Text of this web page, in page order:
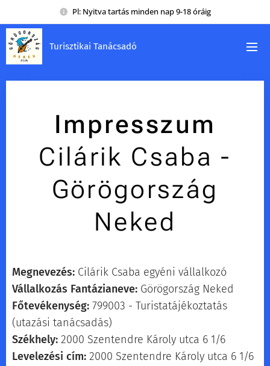
Pl: Nyitva tartás minden nap 9-18 óráig
Turisztikai Tanácsadó
Impresszum
Cilárik Csaba -
Görögország
Neked
Megnevezés: Cilárik Csaba egyéni vállalkozó
Vállalkozás Fantázianeve: Görögország Neked
Főtevékenység: 799003 - Turistatájékoztatás
(utazási tanácsadás)
Székhely: 2000 Szentendre Károly utca 6 1/6
Levelezési cím: 2000 Szentendre Károly utca 6 1/6